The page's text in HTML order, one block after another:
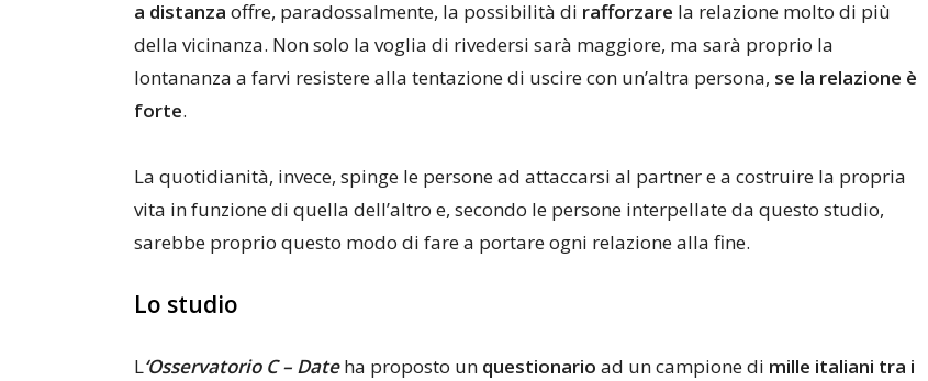
a distanza offre, paradossalmente, la possibilità di rafforzare la relazione molto di più
della vicinanza. Non solo la voglia di rivedersi sarà maggiore, ma sarà proprio la
lontananza a farvi resistere alla tentazione di uscire con un’altra persona, se la relazione è
forte.
La quotidianità, invece, spinge le persone ad attaccarsi al partner e a costruire la propria
vita in funzione di quella dell’altro e, secondo le persone interpellate da questo studio,
sarebbe proprio questo modo di fare a portare ogni relazione alla fine.
Lo studio
L‘Osservatorio C – Date ha proposto un questionario ad un campione di mille italiani tra i